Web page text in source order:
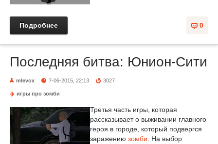
0
Подробнее
Последняя битва: Юнион-Сити
mlevox 7-06-2015, 22:13 3027
игры про зомби
Третья часть игры, которая
рассказывает о выживании главного
героя в городе, который подвергся
заражению зомби . На выбор